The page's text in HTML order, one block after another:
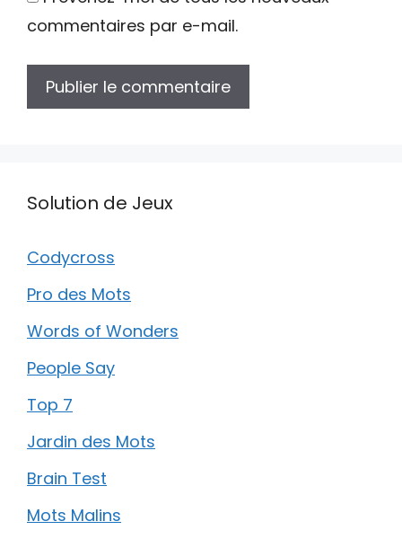
commentaires par e-mail.
Solution de Jeux
Codycross
Pro des Mots
Words of Wonders
People Say
Top 7
Jardin des Mots
Brain Test
Mots Malins